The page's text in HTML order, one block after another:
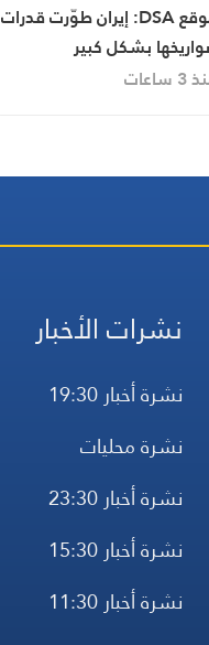
موقع DSA: إيران طوّرت قدرات
بشكل كبير
ساعات
نشرات الأخبار
نشرة أخبار 19:30
نشرة محليات
نشرة أخبار 23:30
نشرة أخبار 15:30
نشرة أخبار 11:30